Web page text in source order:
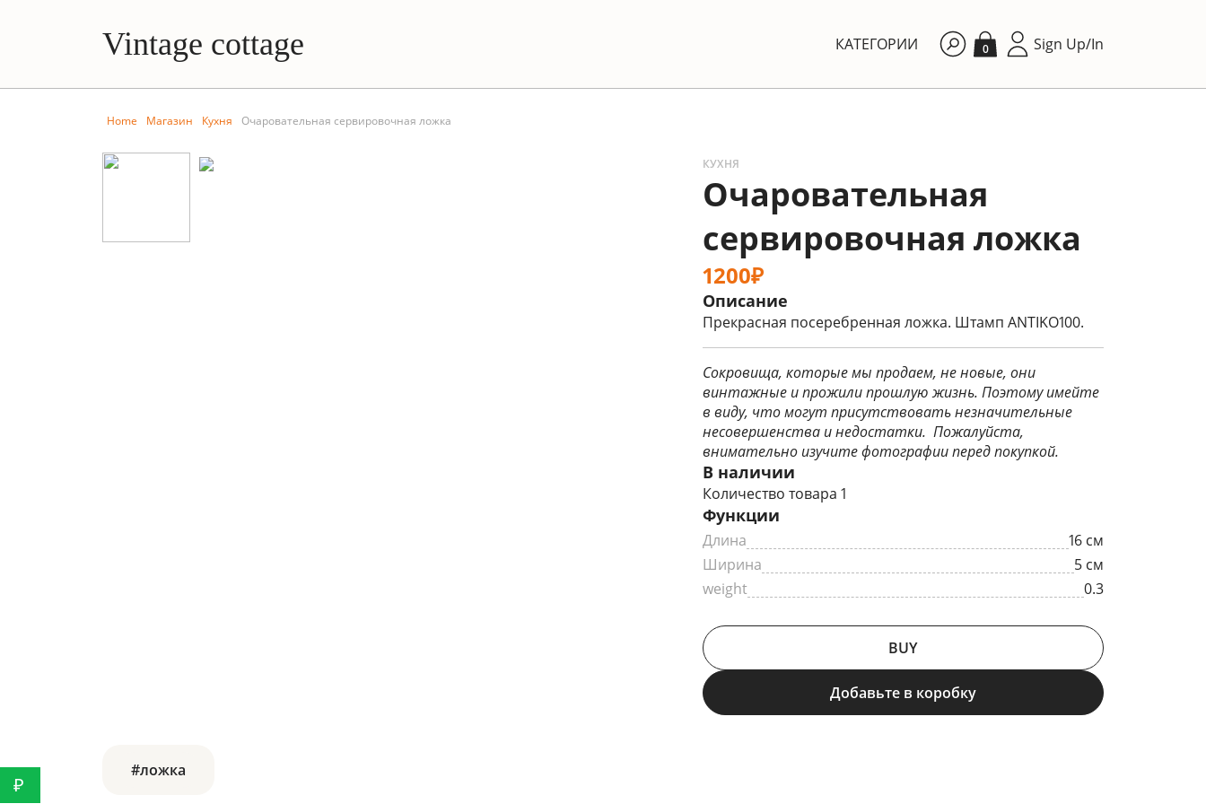
Vintage cottage КАТЕГОРИИ 0 Sign Up/In
Home Магазин Кухня Очаровательная сервировочная ложка
#ложка
КУХНЯ
Очаровательная
сервировочная ложка
1200₽
Описание
Прекрасная посеребренная ложка. Штамп ANTIKO100.
Сокровища, которые мы продаем, не новые, они
винтажные и прожили прошлую жизнь. Поэтому имейте
в виду, что могут присутствовать незначительные
несовершенства и недостатки. Пожалуйста,
внимательно изучите фотографии перед покупкой.
В наличии
Количество товара 1
Функции
Длина
16 см
Ширина
5 см
weight
0.3
BUY
Добавьте в коробку
₽